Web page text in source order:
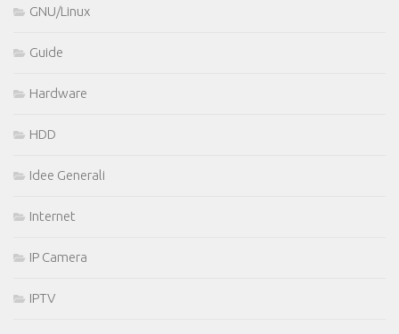
GNU/Linux
Guide
Hardware
HDD
Idee Generali
Internet
IP Camera
IPTV